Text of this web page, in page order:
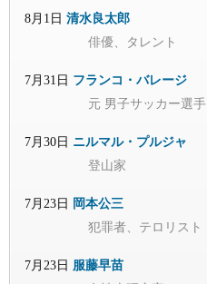
8月1日 清水良太郎
俳優、タレント
7月31日 フランコ・バレージ
元 男子サッカー選手
7月30日 ニルマル・プルジャ
登山家
7月23日 岡本公三
犯罪者、テロリスト
7月23日 服藤早苗